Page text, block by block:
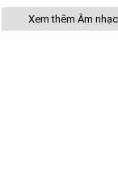
Xem thêm Âm nhạc